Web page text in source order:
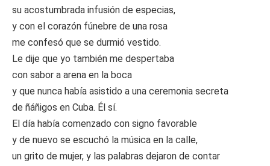
su acostumbrada infusión de especias,
y con el corazón fúnebre de una rosa
me confesó que se durmió vestido.
Le dije que yo también me despertaba
con sabor a arena en la boca
y que nunca había asistido a una ceremonia secreta
de ñáñigos en Cuba. Él sí.
El día había comenzado con signo favorable
y de nuevo se escuchó la música en la calle,
un grito de mujer, y las palabras dejaron de contar